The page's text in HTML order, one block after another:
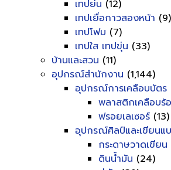
เทปย่น (12)
เทปเยื่อกาวสองหน้า (9)
เทปโฟม (7)
เทปใส เทปขุ่น (33)
บ้านและสวน (11)
อุปกรณ์สำนักงาน (1,144)
อุปกรณ์การเคลือบบัตร
พลาสติกเคลือบร้
ฟรอยเลเซอร์ (13)
อุปกรณ์ศิลป์และเขียนแ
กระดาษวาดเขีย
ดินน้ำมัน (24)